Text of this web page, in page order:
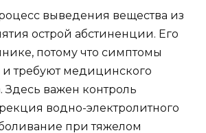
выведения вещества из
острой абстиненции. Его
потому что симптомы
требуют медицинского
Здесь важен контроль
водно-электролитного
при тяжелом